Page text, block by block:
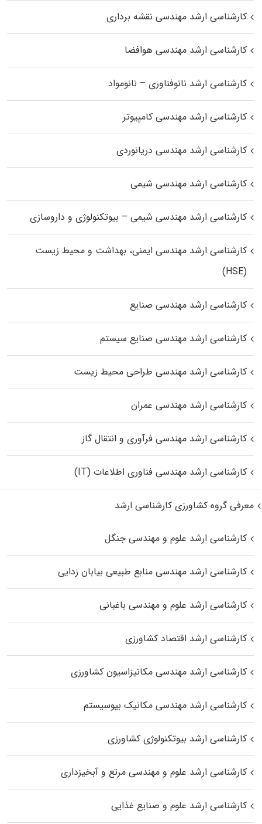
کارشناسی ارشد مهندسی نقشه برداری
کارشناسی ارشد مهندسی هوافضا
کارشناسی ارشد نانوفناوری – نانومواد
کارشناسی ارشد مهندسی کامپیوتر
کارشناسی ارشد مهندسی دریانوردی
کارشناسی ارشد مهندسی شیمی
کارشناسی ارشد مهندسی شیمی – بیوتکنولوژی و داروسازی
کارشناسی ارشد مهندسی ایمنی، بهداشت و محیط زیست
(HSE)
کارشناسی ارشد مهندسی صنایع
کارشناسی ارشد مهندسی صنایع سیستم
کارشناسی ارشد مهندسی طراحی محیط زیست
کارشناسی ارشد مهندسی عمران
کارشناسی ارشد مهندسی فرآوری و انتقال گاز
کارشناسی ارشد مهندسی فناوری اطلاعات (IT)
معرفی گروه کشاورزی کارشناسی ارشد
کارشناسی ارشد علوم و مهندسی جنگل
کارشناسی ارشد مهندسی منابع طبیعی بیابان زدایی
کارشناسی ارشد علوم و مهندسی باغبانی
کارشناسی ارشد اقتصاد کشاورزی
کارشناسی ارشد مهندسی مکانیزاسیون کشاورزی
کارشناسی ارشد مهندسی مکانیک بیوسیستم
کارشناسی ارشد بیوتکنولوژی کشاورزی
کارشناسی ارشد علوم و مهندسی مرتع و آبخیزداری
کارشناسی ارشد علوم و صنایع غذایی